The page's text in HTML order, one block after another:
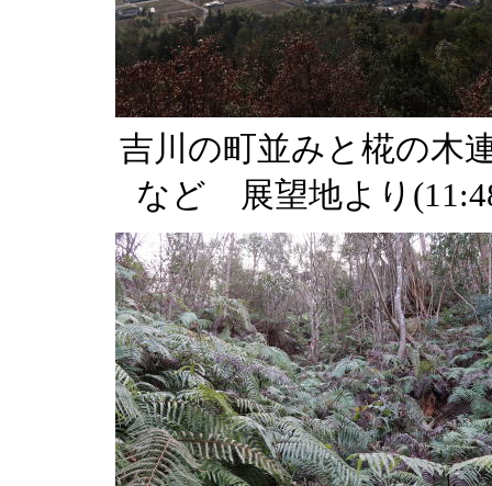
吉川の町並みと椛の木
など 展望地より